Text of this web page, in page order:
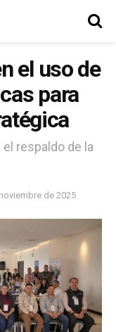
el uso de
para
respaldo de la
de 2025